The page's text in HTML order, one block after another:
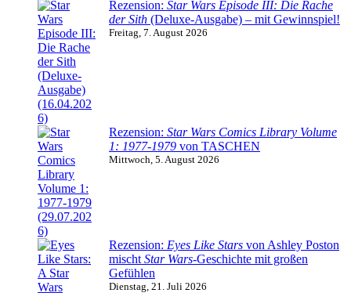
Rezension: Star Wars Episode III: Die Rache
der Sith (Deluxe-Ausgabe) – mit Gewinnspiel!
Freitag, 7. August 2026
Rezension: Star Wars Comics Library Volume
1: 1977-1979 von TASCHEN
Mittwoch, 5. August 2026
Rezension: Eyes Like Stars von Ashley Poston
mischt Star Wars-Geschichte mit großen
Gefühlen
Dienstag, 21. Juli 2026